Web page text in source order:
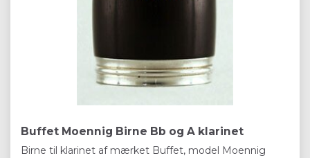
Buffet Moennig Birne Bb og A klarinet
Birne til klarinet af mærket Buffet, model Moennig